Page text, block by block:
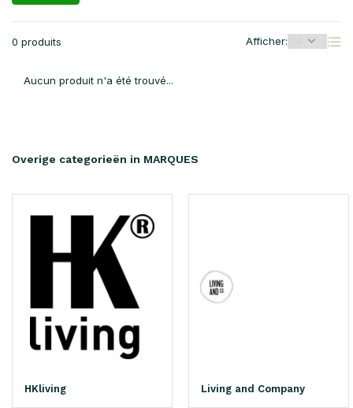
0 produits Afficher:
Aucun produit n'a été trouvé...
Overige categorieën in MARQUES
HKliving Living and Company